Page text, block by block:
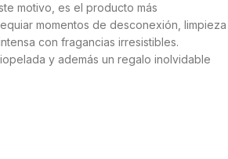
motivo, es el producto más
momentos de desconexión, limpieza
con fragancias irresistibles.
y además un regalo inolvidable